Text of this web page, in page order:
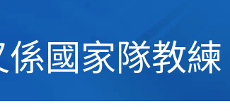
國家隊教練